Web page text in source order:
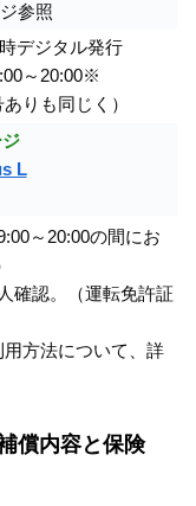
参照
デジタル発行
～20:00※
りも同じく）
L
～20:00の間にお
確認。（運転免許証
方法について、詳
償内容と保険